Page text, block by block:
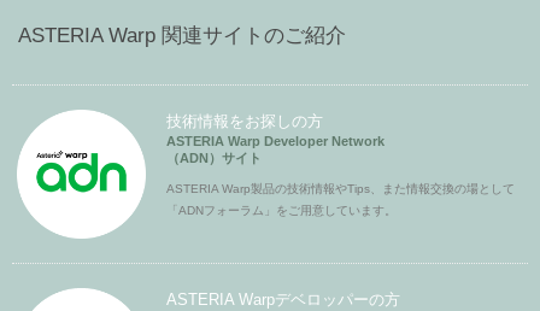
ASTERIA Warp 関連サイトのご紹介
技術情報をお探しの方
ASTERIA Warp Developer Network
（ADN）サイト
ASTERIA Warp製品の技術情報やTips、また情報交換の場として
「ADNフォーラム」をご用意しています。
ASTERIA Warpデベロッパーの方